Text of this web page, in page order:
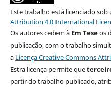
Este trabalho está licenciado sob
Attribution 4.0 International
Os autores cedem à Em Teseos
publicação, com o trabalho
a Licença Creative Commons
Estra licença permite que
partir do trabalho publicado,